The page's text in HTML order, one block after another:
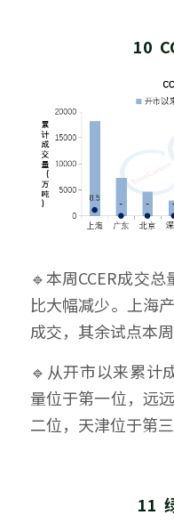
10
🔹本周CCER成交
比大幅减少。上海
成交，其余试点本周
🔹从开市以来累计
量位于第一位，远
二位，天津位于第三
11